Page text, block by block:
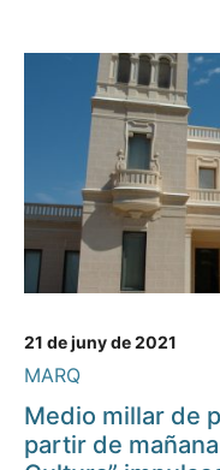
21 de juny de 2021
MARQ
Medio millar de
partir de